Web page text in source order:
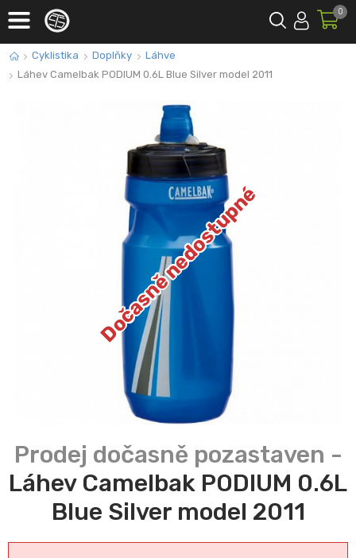
0
Cyklistika Doplňky
Láhve
Láhev Camelbak PODIUM 0.6L Blue Silver model 2011
Dočasně nedostupné
Láhev Camelbak PODIUM 0.6L
Blue Silver model 2011